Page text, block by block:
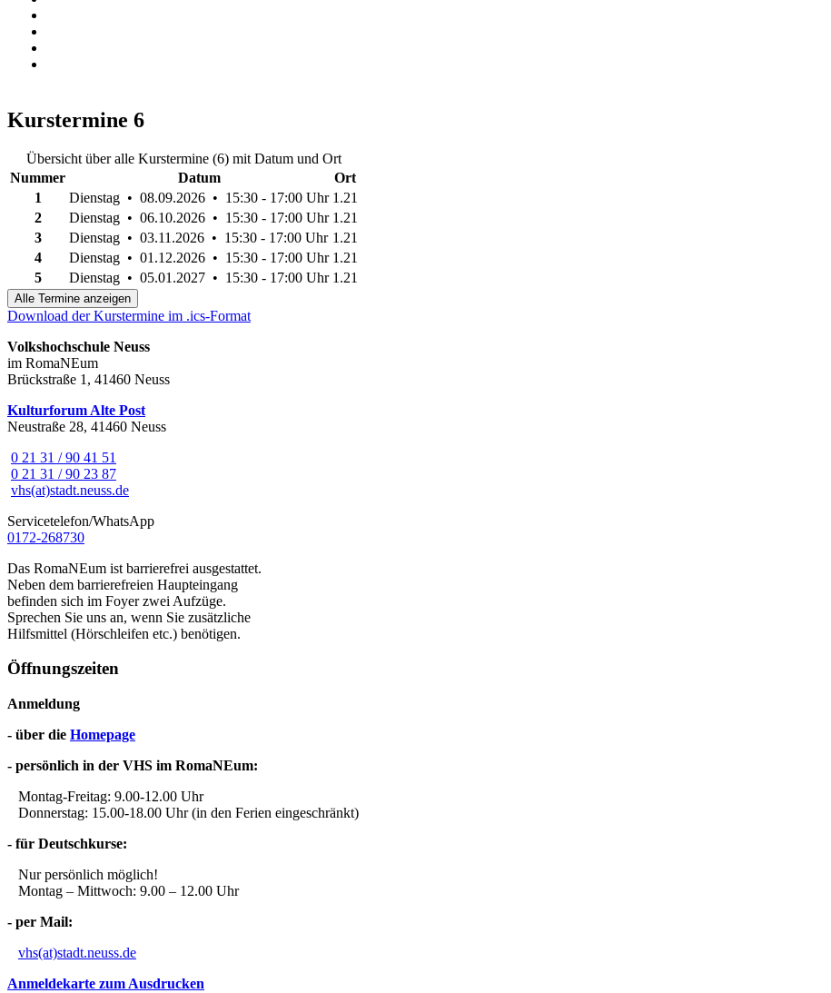
Kurstermine 6
Übersicht über alle Kurstermine (6) mit Datum und Ort
Nummer
Datum
Ort
1
Dienstag • 08.09.2026 • 15:30 - 17:00 Uhr 1.21
2
Dienstag • 06.10.2026 • 15:30 - 17:00 Uhr 1.21
3
Dienstag • 03.11.2026 • 15:30 - 17:00 Uhr 1.21
4
Dienstag • 01.12.2026 • 15:30 - 17:00 Uhr 1.21
5
Dienstag • 05.01.2027 • 15:30 - 17:00 Uhr 1.21
Alle Termine anzeigen
Download der Kurstermine im .ics-Format
Volkshochschule Neuss
im RomaNEum
Brückstraße 1, 41460 Neuss
Kulturforum Alte Post
Neustraße 28, 41460 Neuss
0 21 31 / 90 41 51
0 21 31 / 90 23 87
vhs(at)stadt.neuss.de
Servicetelefon/WhatsApp
0172-268730
Das RomaNEum ist barrierefrei ausgestattet.
Neben dem barrierefreien Haupteingang
befinden sich im Foyer zwei Aufzüge.
Sprechen Sie uns an, wenn Sie zusätzliche
Hilfsmittel (Hörschleifen etc.) benötigen.
Öffnungszeiten
Anmeldung
- über die Homepage
- persönlich in der VHS im RomaNEum:
Montag-Freitag: 9.00-12.00 Uhr
Donnerstag: 15.00-18.00 Uhr (in den Ferien eingeschränkt)
- für Deutschkurse:
Nur persönlich möglich!
Montag – Mittwoch: 9.00 – 12.00 Uhr
- per Mail:
vhs(at)stadt.neuss.de
Anmeldekarte zum Ausdrucken